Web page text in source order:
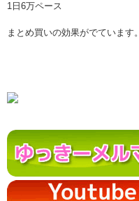
1日6万ペース
まとめ買いの効果がでています。